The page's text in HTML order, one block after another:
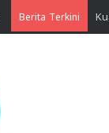
Berita Terkini